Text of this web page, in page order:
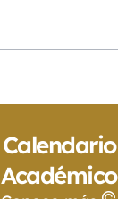
Calendario
Académico